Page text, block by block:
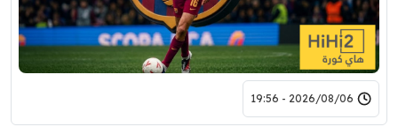
2026/08/06 - 19:56